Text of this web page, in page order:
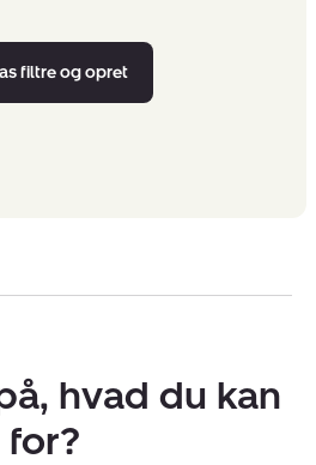
filtre og opret
hvad du kan